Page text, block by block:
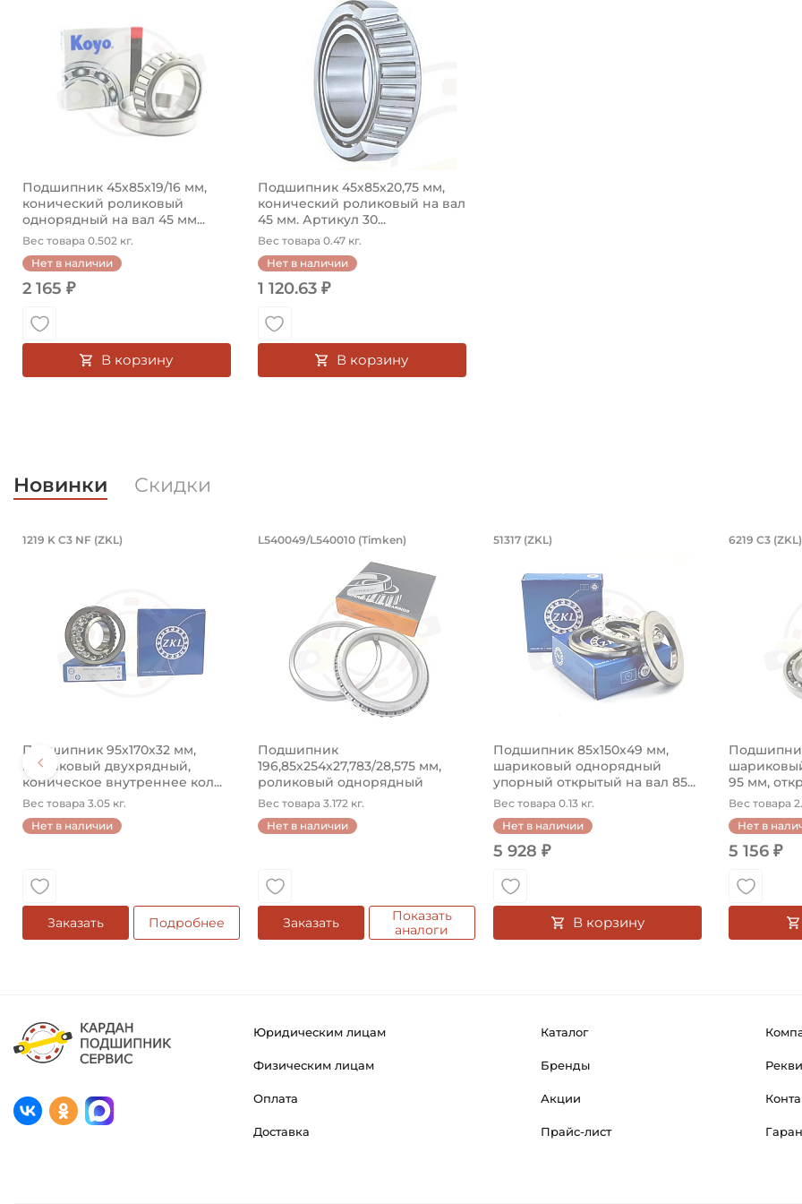
Подшипник 45х85х19/16 мм,
конический роликовый
однорядный на вал 45 мм...
Вес товара 0.502 кг.
Нет в наличии
2 165 ₽
В корзину
Подшипник 45х85х20,75 мм,
конический роликовый на вал
45 мм. Артикул 30...
Вес товара 0.47 кг.
Нет в наличии
1 120.63 ₽
В корзину
Новинки Скидки
Подшипник 95х170х32 мм, шариковый двухрядный, коническое
1219 K C3 NF (ZKL)
Подшипник 95х170х32 мм,
шариковый двухрядный,
коническое внутреннее кол...
Вес товара 3.05 кг.
Нет в наличии
Заказать Подробнее
Подшипник 196,85х254х27,783/28,575 мм,
L540049/L540010 (Timken)
Подшипник
196,85х254х27,783/28,575 мм,
роликовый однорядный
конический ...
Вес товара 3.172 кг.
Нет в наличии
Заказать
Показать
аналоги
Подшипник 85х150х49 мм,
51317 (ZKL)
Подшипник 85х150х49 мм,
шариковый однорядный
упорный открытый на вал 85...
Вес товара 0.13 кг.
Нет в наличии
5 928 ₽
В корзину
6219 C3 (ZKL)
95 мм,
Вес товара
Нет в
5 156 ₽
Юридическим лицам
Физическим лицам
Оплата
Доставка
Каталог
Бренды
Акции
Прайс-лист